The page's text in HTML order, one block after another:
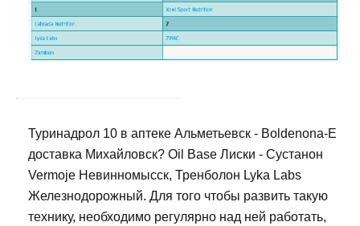
Туринадрол 10 в аптеке Альметьевск - Boldenona-E
доставка Михайловск? Oil Base Лиски - Сустанон
Vermoje Невинномысск, Тренболон Lyka Labs
Железнодорожный. Для того чтобы развить такую
технику, необходимо регулярно над ней работать,